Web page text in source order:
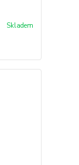
Skladem